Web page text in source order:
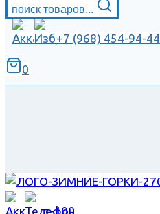
поиск товаров...
+7 (968) 454-94-44
0